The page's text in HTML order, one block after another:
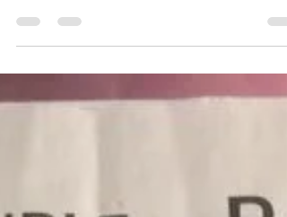
groupes : - La Danse Classique - La Savate...